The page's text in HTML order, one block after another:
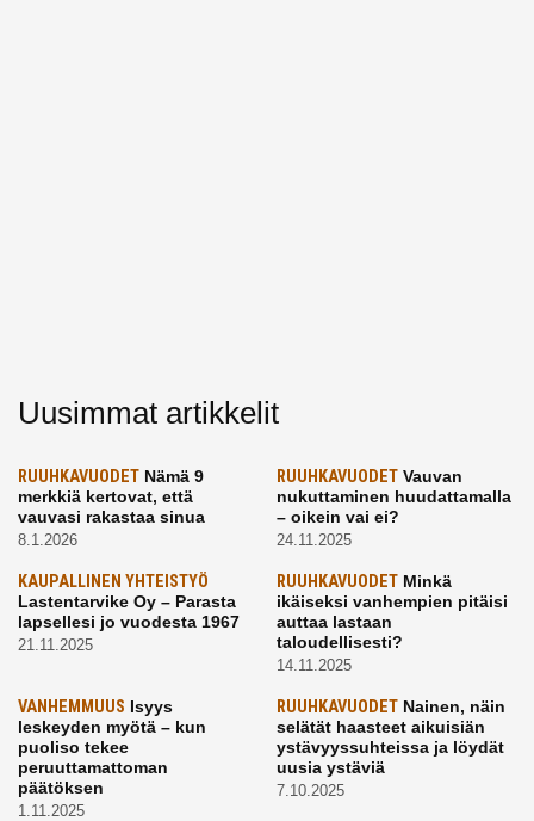
Uusimmat artikkelit
RUUHKAVUODET Nämä 9
merkkiä kertovat, että
vauvasi rakastaa sinua
8.1.2026
RUUHKAVUODETVauvan
nukuttaminen huudattamalla
– oikein vai ei?
24.11.2025
KAUPALLINEN YHTEISTYÖ
Lastentarvike Oy – Parasta
lapsellesi jo vuodesta 1967
21.11.2025
RUUHKAVUODETMinkä
ikäiseksi vanhempien pitäisi
auttaa lastaan
taloudellisesti?
14.11.2025
VANHEMMUUS Isyys
leskeyden myötä – kun
puoliso tekee
peruuttamattoman
päätöksen
1.11.2025
RUUHKAVUODETNainen, näin
selätät haasteet aikuisiän
ystävyyssuhteissa ja löydät
uusia ystäviä
7.10.2025